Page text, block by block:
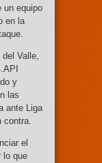
un equipo
en la
Valle,
y
las
ante Liga
contra.
el
lo que